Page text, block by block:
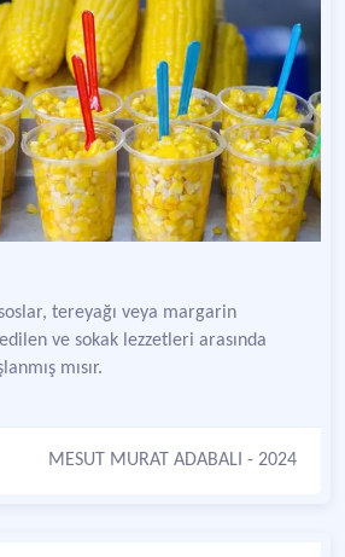
tereyağı veya margarin
ve sokak lezzetleri arasında
mısır.
MESUT MURAT ADABALI - 2024